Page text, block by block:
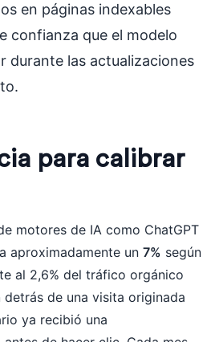
en páginas indexables
confianza que el modelo
durante las actualizaciones
para calibrar
motores de IA como ChatGPT
aproximadamente un 7% según
al 2,6% del tráfico orgánico
de una visita originada
ya recibió una